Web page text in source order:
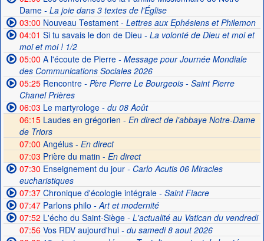
Dame- La joie dans 3 textes de l'Église
03:00 Nouveau Testament- Lettres aux Ephésiens et Philemon
04:01 Si tu savais le don de Dieu - La volonté de Dieu et moi et
moi et moi ! 1/2
05:00 A l'écoute de Pierre- Message pour Journée Mondiale
des Communications Sociales 2026
05:25Rencontre- Père Pierre Le Bourgeois - Saint Pierre
Chanel Prières
06:03 Le martyrologe- du 08 Août
06:15Laudes en grégorien - En direct de l'abbaye Notre-Dame
de Triors
07:00 Angélus - En direct
07:03 Prière du matin - En direct
07:30 Enseignement du jour- Carlo Acutis 06 Miracles
eucharistiques
07:37Chronique d'écologie intégrale- Saint Fiacre
07:47Parlons philo - Art et modernité
07:52 L'écho du Saint-Siège- L'actualité au Vatican du vendredi
07:56Vos RDV aujourd'hui- du samedi 8 aout 2026